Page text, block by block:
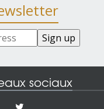
sociaux